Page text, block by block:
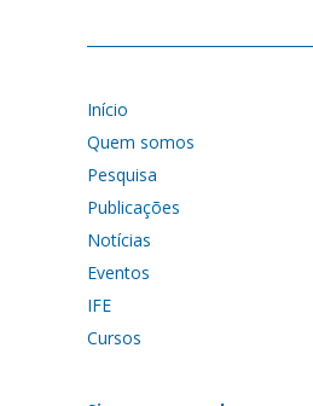
Início
Quem somos
Pesquisa
Publicações
Notícias
Eventos
IFE
Cursos